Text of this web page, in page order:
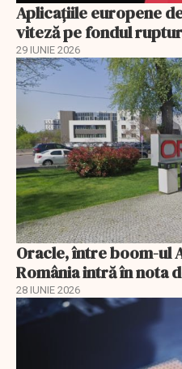
Aplicațiile europene
viteză pe fondul
29 IUNIE 2026
Oracle, între boom-ul
România intră în nota
28 IUNIE 2026